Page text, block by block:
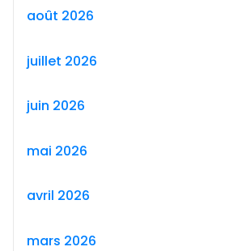
août 2026
juillet 2026
juin 2026
mai 2026
avril 2026
mars 2026